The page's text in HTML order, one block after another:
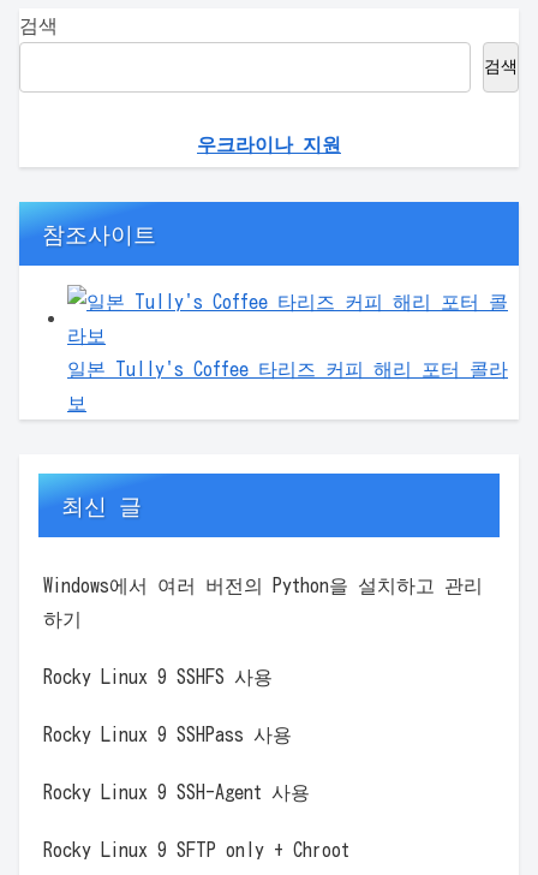
검색
검색
우크라이나 지원
참조사이트
일본 Tully's Coffee 타리즈 커피 해리 포터 콜라
보
최신 글
Windows에서 여러 버전의 Python을 설치하고 관리
하기
Rocky Linux 9 SSHFS 사용
Rocky Linux 9 SSHPass 사용
Rocky Linux 9 SSH-Agent 사용
Rocky Linux 9 SFTP only + Chroot